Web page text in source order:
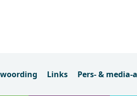
Links Pers- & media-